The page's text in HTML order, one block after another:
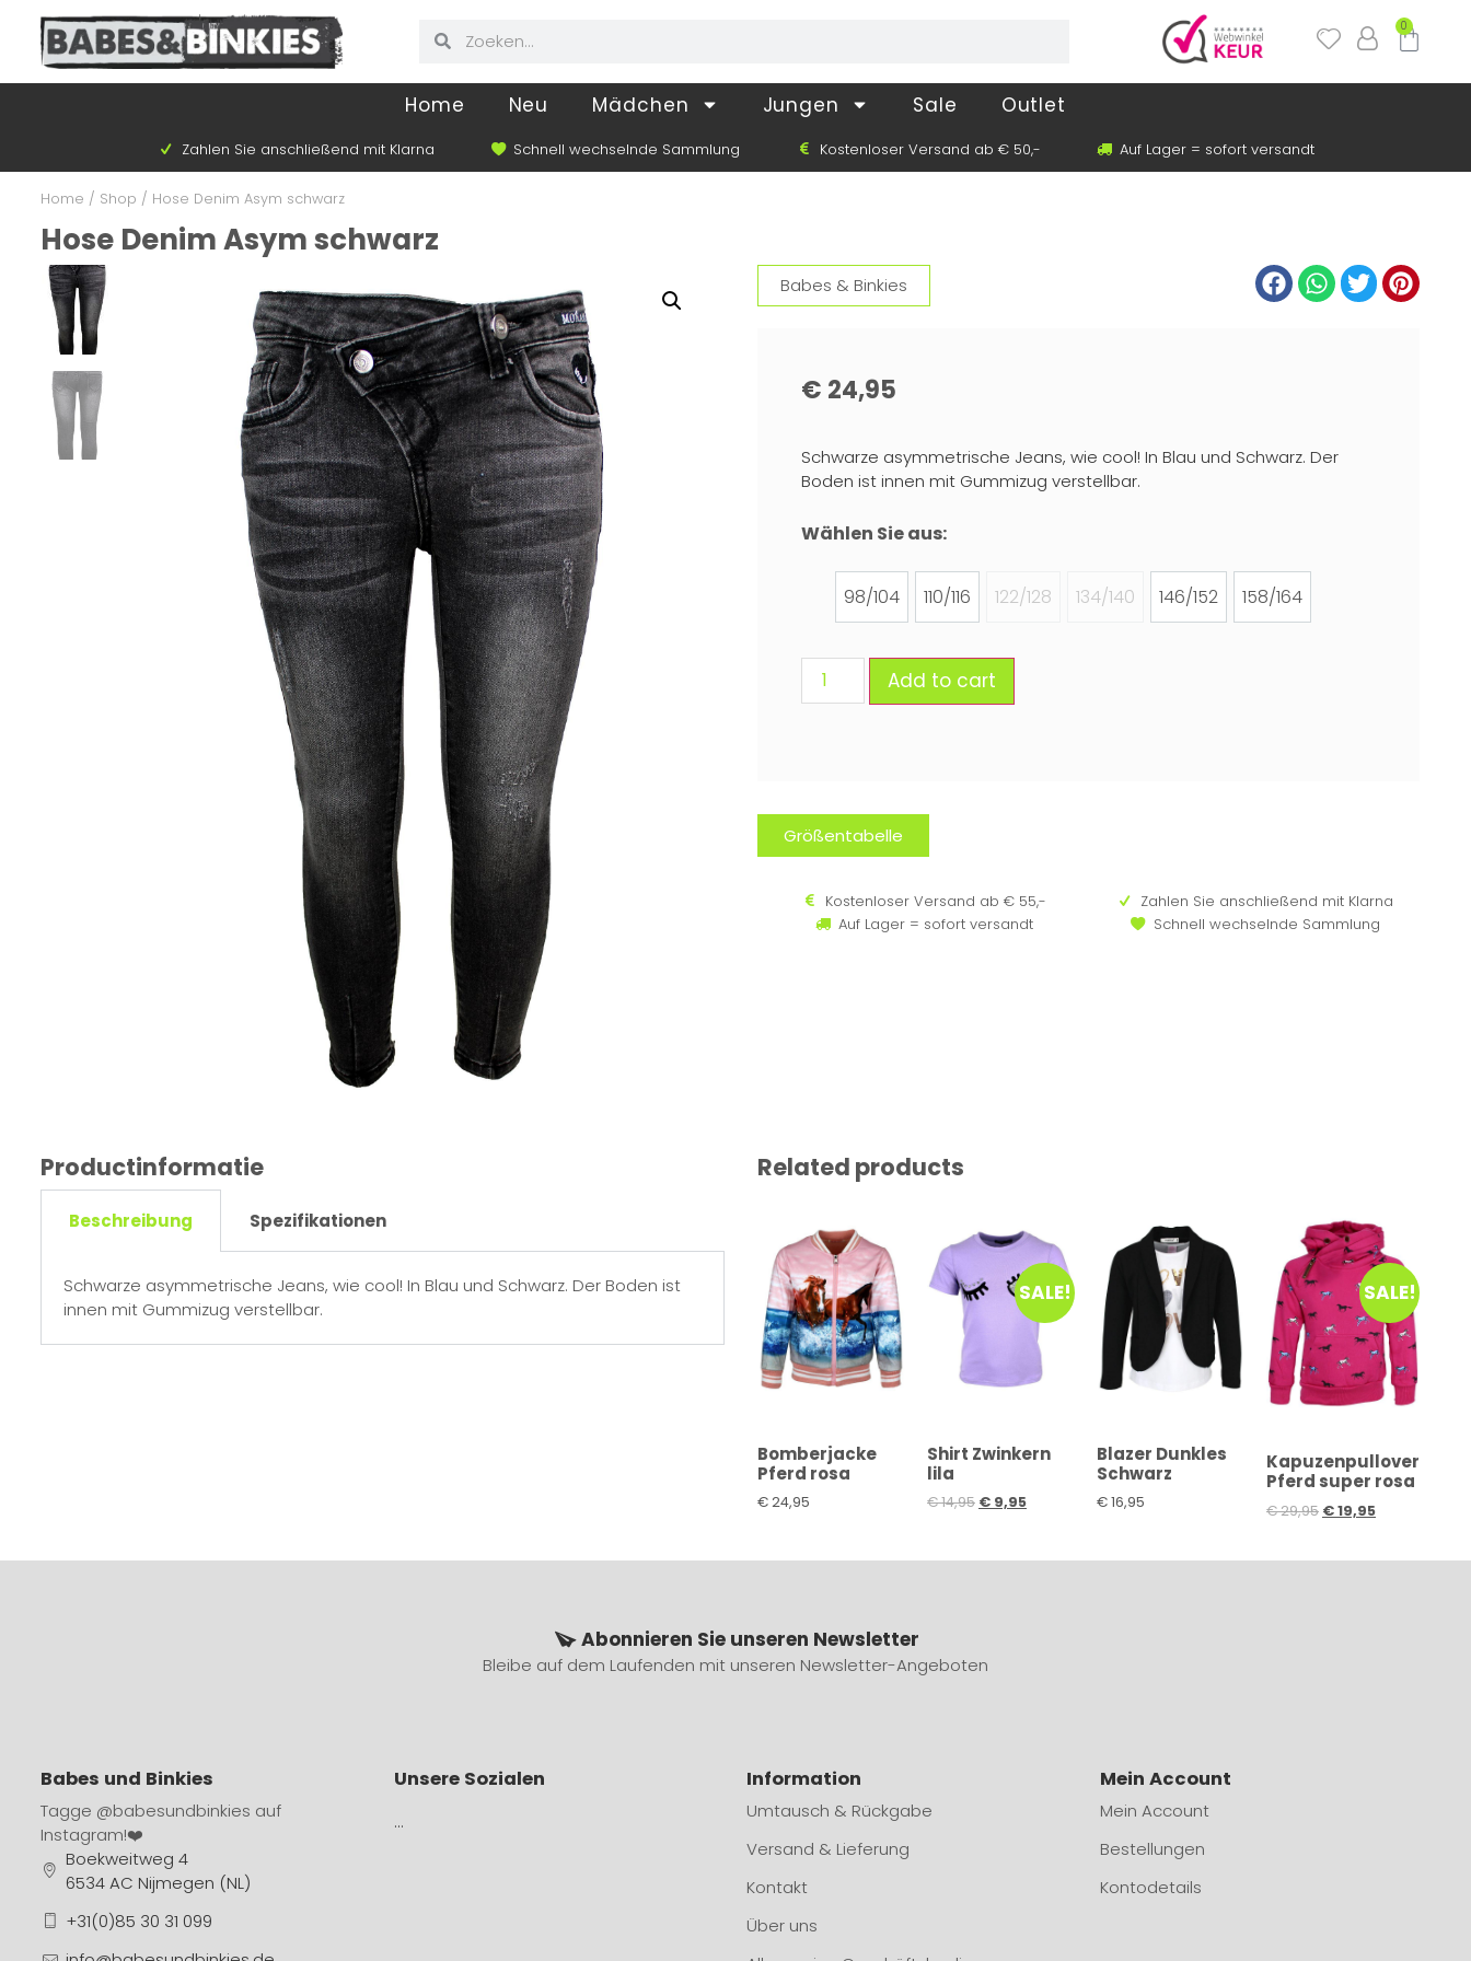
0
Home Neu Mädchen Jungen Sale Outlet
Zahlen Sie anschließend mit Klarna Schnell wechselnde Sammlung Kostenloser Versand ab € 50,- Auf Lager = sofort versandt
Home / Shop / Hose Denim Asym schwarz
Hose Denim Asym schwarz
Babes & Binkies
€ 24,95
Schwarze asymmetrische Jeans, wie cool! In Blau und Schwarz. Der
Boden ist innen mit Gummizug verstellbar.
Wählen Sie aus:
98/104 110/116 122/128 134/140 146/152 158/164
Add to cart
Größentabelle
Kostenloser Versand ab € 55,-
Auf Lager = sofort versandt
Zahlen Sie anschließend mit Klarna
Schnell wechselnde Sammlung
Productinformatie
Beschreibung Spezifikationen
Schwarze asymmetrische Jeans, wie cool! In Blau und Schwarz. Der Boden ist
innen mit Gummizug verstellbar.
Related products
Bomberjacke
Pferd rosa
€24,95
SALE!
Shirt Zwinkern
lila
€14,95 € 9,95
Blazer Dunkles
Schwarz
€16,95
SALE!
Kapuzenpullover
Pferd super rosa
€29,95 €19,95
Abonnieren Sie unseren Newsletter
Bleibe auf dem Laufenden mit unseren Newsletter-Angeboten
Babes und Binkies
Tagge @babesundbinkies auf
Instagram!❤️
Boekweitweg 4
6534 AC Nijmegen (NL)
+31(0)85 30 31 099
Unsere Sozialen
…
Information
Umtausch & Rückgabe
Versand & Lieferung
Kontakt
Über uns
Mein Account
Mein Account
Bestellungen
Kontodetails